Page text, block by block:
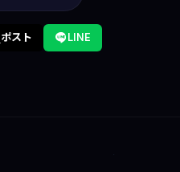
ポスト LINE